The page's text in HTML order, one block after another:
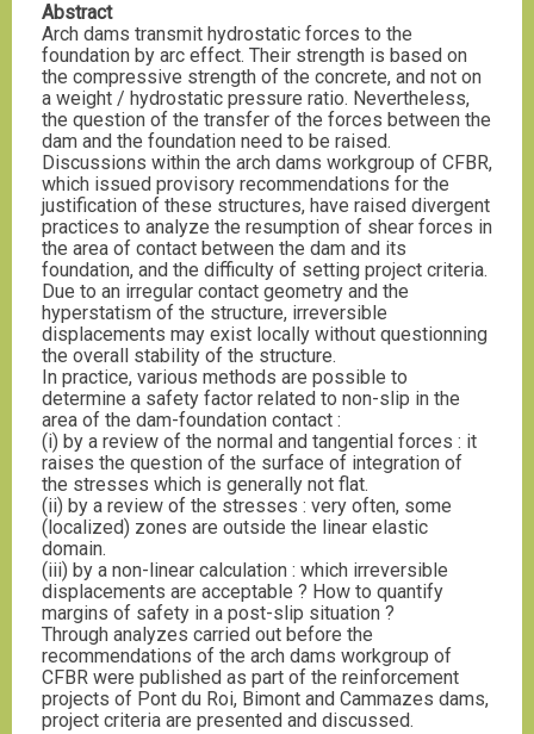
Abstract
Arch dams transmit hydrostatic forces to the
foundation by arc effect. Their strength is based on
the compressive strength of the concrete, and not on
a weight / hydrostatic pressure ratio. Nevertheless,
the question of the transfer of the forces between the
dam and the foundation need to be raised.
Discussions within the arch dams workgroup of CFBR,
which issued provisory recommendations for the
justification of these structures, have raised divergent
practices to analyze the resumption of shear forces in
the area of contact between the dam and its
foundation, and the difficulty of setting project criteria.
Due to an irregular contact geometry and the
hyperstatism of the structure, irreversible
displacements may exist locally without questionning
the overall stability of the structure.
In practice, various methods are possible to
determine a safety factor related to non-slip in the
area of the dam-foundation contact :
(i) by a review of the normal and tangential forces : it
raises the question of the surface of integration of
the stresses which is generally not flat.
(ii) by a review of the stresses : very often, some
(localized) zones are outside the linear elastic
domain.
(iii) by a non-linear calculation : which irreversible
displacements are acceptable ? How to quantify
margins of safety in a post-slip situation ?
Through analyzes carried out before the
recommendations of the arch dams workgroup of
CFBR were published as part of the reinforcement
projects of Pont du Roi, Bimont and Cammazes dams,
project criteria are presented and discussed.